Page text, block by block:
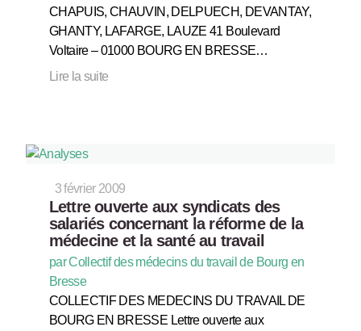
CHAPUIS, CHAUVIN, DELPUECH, DEVANTAY,
GHANTY, LAFARGE, LAUZE 41 Boulevard
Voltaire – 01000 BOURG EN BRESSE…
Lire la suite
3 février 2009
Lettre ouverte aux syndicats des
salariés concernant la réforme de la
médecine et la santé au travail
par Collectif des médecins du travail de Bourg en
Bresse
COLLECTIF DES MEDECINS DU TRAVAIL DE
BOURG EN BRESSE Lettre ouverte aux